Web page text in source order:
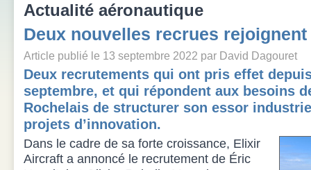
Actualité aéronautique
Deux nouvelles recrues
Article publié le 13 septembre 2022 par David Dagouret
Deux recrutements qui ont pris effet
septembre, et qui répondent aux besoins
Rochelais de structurer son essor
projets d’innovation.
Dans le cadre de sa forte croissance, Elixir
Aircraft a annoncé le recrutement de Éric